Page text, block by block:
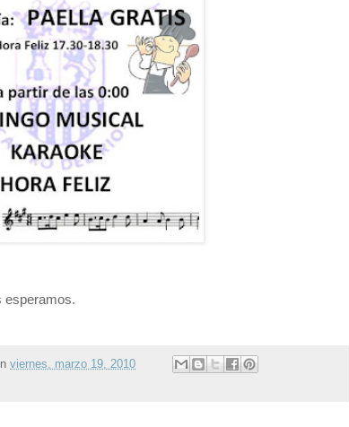
esperamos.
viernes, marzo 19, 2010